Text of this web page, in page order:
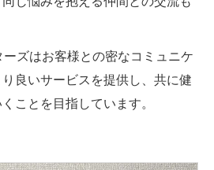
ズはお客様との密なコミュニケ
良いサービスを提供し、共に健
ことを目指しています。